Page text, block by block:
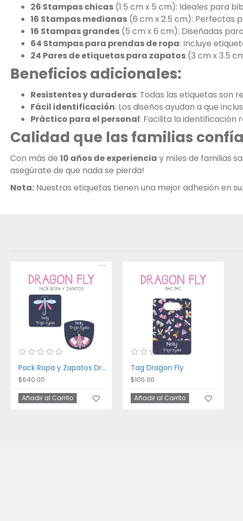
26 Stampas chicas (1.5 cm x 5 cm): Ideales para
16 Stampas medianas (6 cm x 2.5 cm): Perfectas
16 Stampas grandes (5 cm x 6 cm): Diseñadas
64 Stampas para prendas de ropa: Incluye
24 Pares de etiquetas para zapatos (3 cm x 3.5
Beneficios adicionales:
Resistentes y duraderas: Todas las etiquetas son
Fácil identificación: Los diseños ayudan a que
Práctico para el personal: Facilita la identificación
Calidad que las familias
Con más de 10 años de experiencia y miles de familias
asegúrate de que nada se pierda!
Nota: Nuestras etiquetas tienen una mejor adhesión en
Pack Ropa y Zapatos Dragon Fly
$640.00
Añadir al Carrito
Tag Dragon Fly
$105.00
Añadir al Carrito